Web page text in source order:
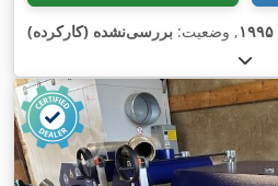
۱۹۹۵, وضعیت: بررسی‌نشده (کارکرده)